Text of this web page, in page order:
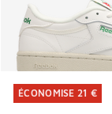
ÉCONOMISE 21 €
ÉCONOMISE 21 €